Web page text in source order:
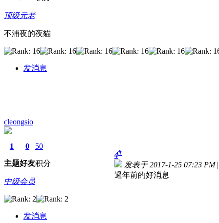
顶级元老
不浦夜的夜貓
发消息
cleongsio
1
主题
0
好友
50
积分
中级会员
发消息
4#
发表于 2017-1-25 07:23 PM |
過年前的好消息